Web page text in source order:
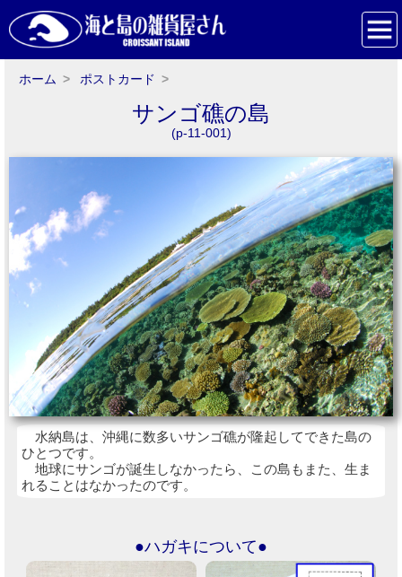
ホーム ポストカード
サンゴ礁の島
(p-11-001)
水納島は、沖縄に数多いサンゴ礁が隆起してできた島の
ひとつです。
地球にサンゴが誕生しなかったら、この島もまた、生ま
れることはなかったのです。
●ハガキについて●